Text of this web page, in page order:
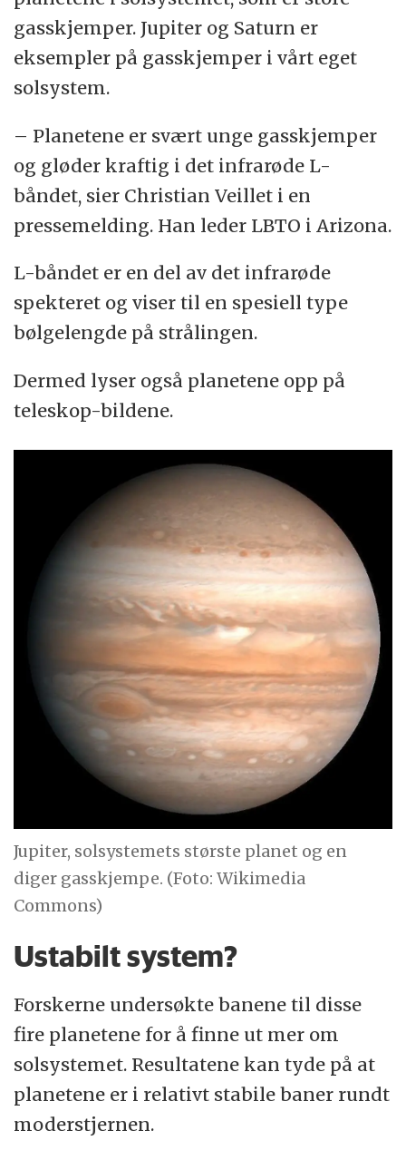
gasskjemper. Jupiter og Saturn er
eksempler på gasskjemper i vårt eget
solsystem.
– Planetene er svært unge gasskjemper
og gløder kraftig i det infrarøde L-
båndet, sier Christian Veillet i en
pressemelding. Han leder LBTO i Arizona.
L-båndet er en del av det infrarøde
spekteret og viser til en spesiell type
bølgelengde på strålingen.
Dermed lyser også planetene opp på
teleskop-bildene.
Jupiter, solsystemets største planet og en
diger gasskjempe. (Foto: Wikimedia
Commons)
Ustabilt system?
Forskerne undersøkte banene til disse
fire planetene for å finne ut mer om
solsystemet. Resultatene kan tyde på at
planetene er i relativt stabile baner rundt
moderstjernen.